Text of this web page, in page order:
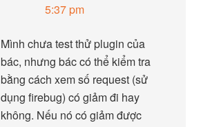
5:37 pm
Mình chưa test thử plugin của
bác, nhưng bác có thể kiểm tra
bằng cách xem số request (sử
dụng firebug) có giảm đi hay
không. Nếu nó có giảm được